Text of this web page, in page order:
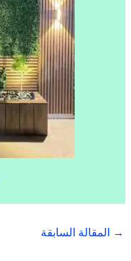
→ المقالة السابقة